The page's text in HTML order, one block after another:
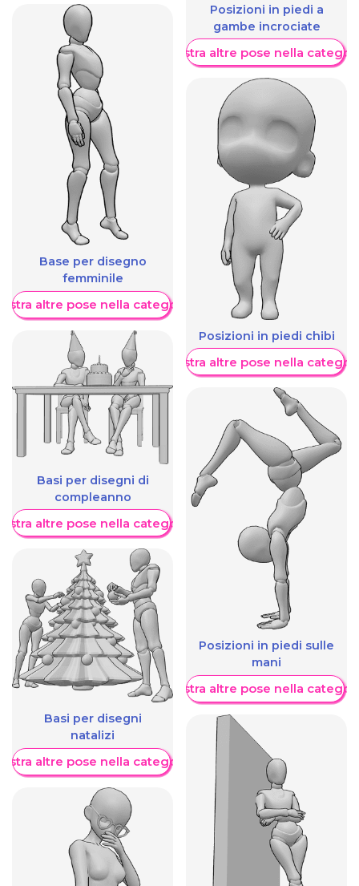
Base per disegno
femminile
altre pose nella categoria
Basi per disegni di
compleanno
altre pose nella categoria
Basi per disegni
natalizi
altre pose nella categoria
Posizioni in piedi a
gambe incrociate
Mostra altre pose nella
Posizioni in piedi chibi
Mostra altre pose nella
Posizioni in piedi sulle
mani
Mostra altre pose nella